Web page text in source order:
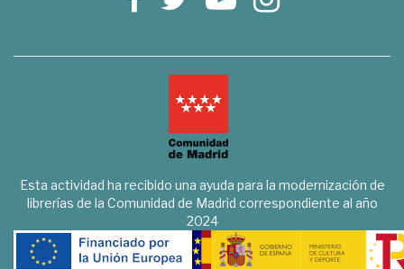
Esta actividad ha recibido una ayuda para la modernización de
librerías de la Comunidad de Madrid correspondiente al año
2024